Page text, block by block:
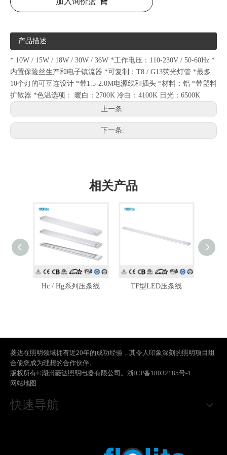
产品描述
* 10W / 15W / 18W / 30W / 36W *工作电压：110-230V / 50-60Hz *
内置保险丝生产和电子镇流器 *可复制：T8 / G13荧光灯管 *最多
10个灯的可互连设计 *带1.5-2.0M电源线和插头 *材料：铝 *带塑料
扩散器 *色温选项： 暖白：2700K 冷白：4100K 日光：6500K
上一条:
下一条:
相关产品
Hc / Hg系列压条线 TF型LED压条线
菱达在照明领域拥有近20年的成功经验，其令人印象深刻的照明项目组
合使您成为理想的合作伙伴。
版权所有©湖州菱达照明电器有限公司。 浙ICP备18032185号-1
网站地图
快速导航